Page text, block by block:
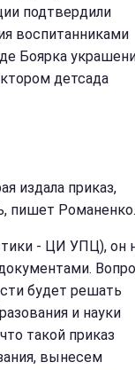
подтвердили
воспитанниками
Боярка
детсада
издала приказ,
пишет Романенко.
- ЦИ УПЦ), он
будет решать
и науки
такой приказ
вынесем